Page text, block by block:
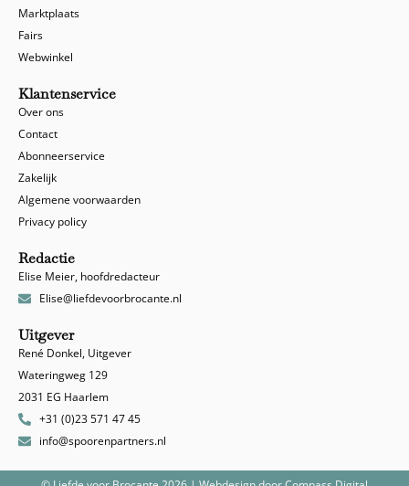
Marktplaats
Fairs
Webwinkel
Klantenservice
Over ons
Contact
Abonneerservice
Zakelijk
Algemene voorwaarden
Privacy policy
Redactie
Elise Meier, hoofdredacteur
Elise@liefdevoorbrocante.nl
Uitgever
René Donkel, Uitgever
Wateringweg 129
2031 EG Haarlem
+31 (0)23 571 47 45
info@spoorenpartners.nl